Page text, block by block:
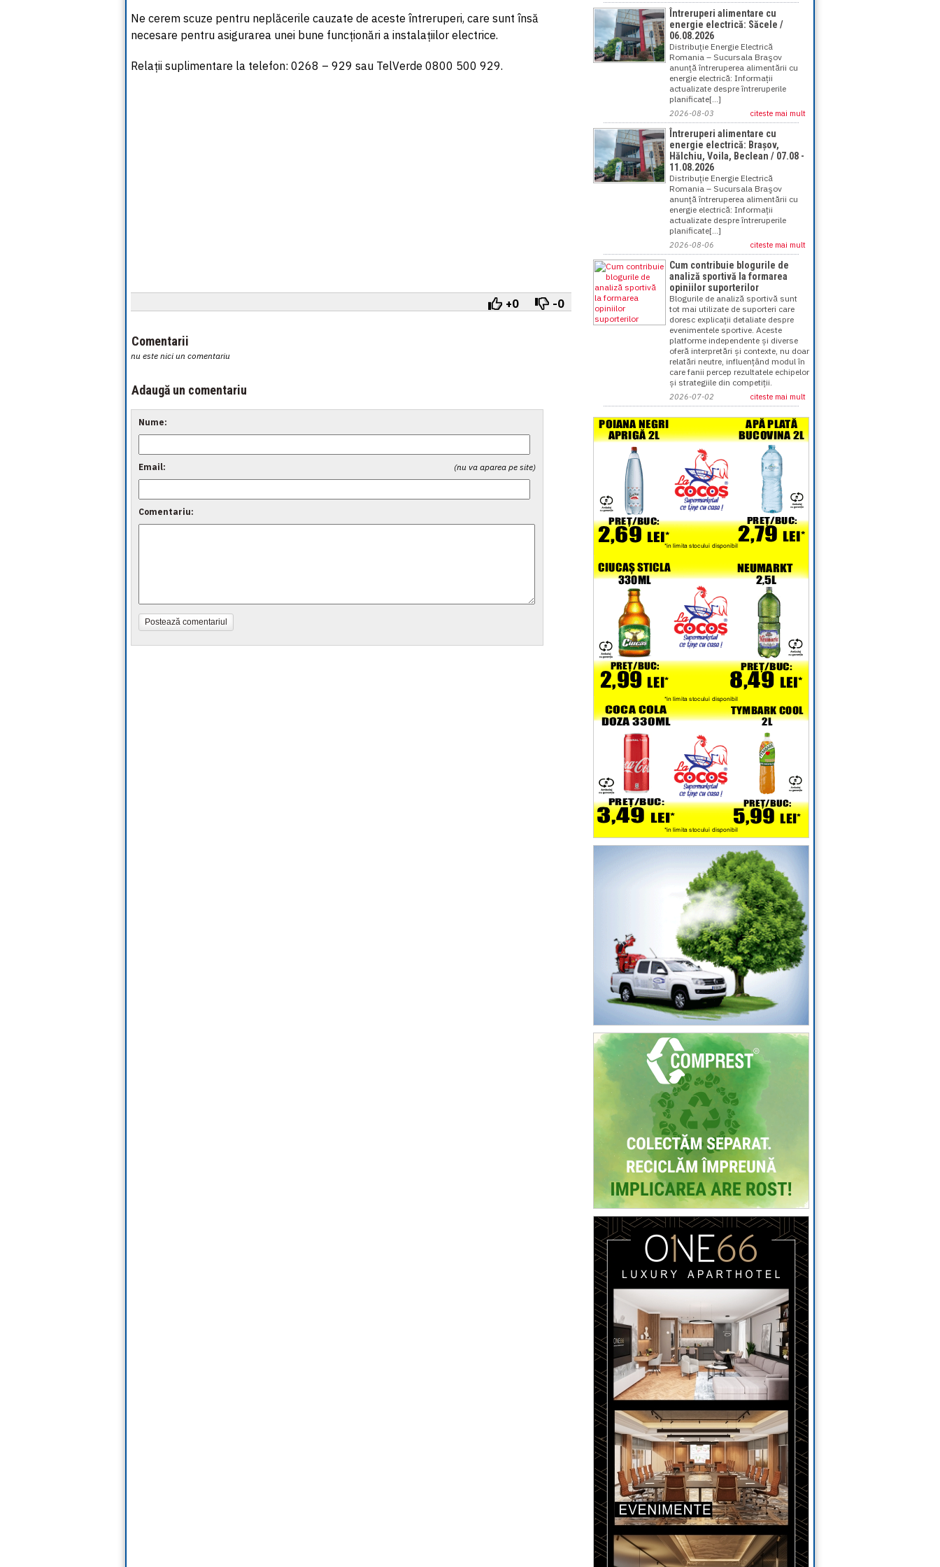
Ne cerem scuze pentru neplăcerile cauzate de aceste întreruperi, care sunt însă
necesare pentru asigurarea unei bune funcționări a instalațiilor electrice.
Relații suplimentare la telefon: 0268 – 929 sau TelVerde 0800 500 929.
+0 -0
Comentarii
nu este nici un comentariu
Adaugă un comentariu
Nume:
(nu va aparea pe site)
Email:
Comentariu:
Postează comentariul
Întreruperi alimentare cu
energie electrică: Săcele /
06.08.2026
Distribuţie Energie Electrică
Romania – Sucursala Braşov
anunţă întreruperea alimentării cu
energie electrică: Informații
actualizate despre întreruperile
planificate[...]
2026-08-03 citeste mai mult
Întreruperi alimentare cu
energie electrică: Brașov,
Hălchiu, Voila, Beclean / 07.08 -
11.08.2026
Distribuţie Energie Electrică
Romania – Sucursala Braşov
anunţă întreruperea alimentării cu
energie electrică: Informații
actualizate despre întreruperile
planificate[...]
2026-08-06 citeste mai mult
Cum contribuie blogurile de
analiză sportivă la formarea
opiniilor suporterilor
Blogurile de analiză sportivă sunt
tot mai utilizate de suporteri care
doresc explicații detaliate despre
evenimentele sportive. Aceste
platforme independente și diverse
oferă interpretări și contexte, nu doar
relatări neutre, influențând modul în
care fanii percep rezultatele echipelor
și strategiile din competiții.
2026-07-02 citeste mai mult